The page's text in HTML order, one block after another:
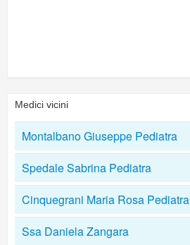
Medici vicini
Montalbano Giuseppe Pediatra
Spedale Sabrina Pediatra
Cinquegrani Maria Rosa Pediatra
Ssa Daniela Zangara